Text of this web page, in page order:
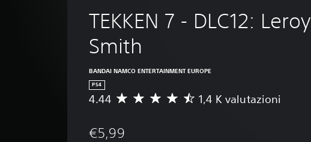
TEKKEN 7 - DLC12: Leroy
Smith
BANDAI NAMCO ENTERTAINMENT EUROPE
PS4
V
u
4.44 1,4 K valutazioni
€5,99